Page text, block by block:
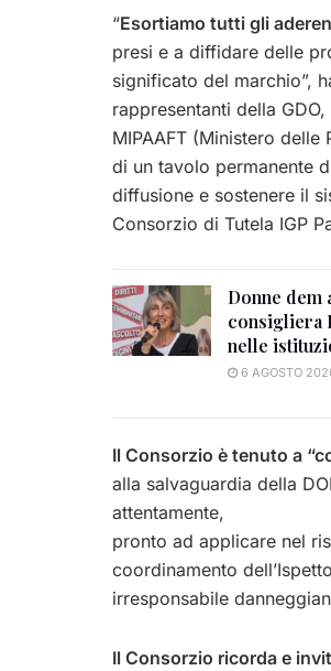
“Esortiamo tutti gli
presi e a diffidare delle
significato del marchio”,
rappresentanti della
MIPAAFT (Ministero
di un tavolo permanente
diffusione e sostenere il
Consorzio di Tutela IGP
Donne dem
consigliera
nelle
6 AGOSTO
Il Consorzio è tenuto a
alla salvaguardia della
attentamente,
pronto ad applicare nel
coordinamento
irresponsabile
Il Consorzio ricorda e